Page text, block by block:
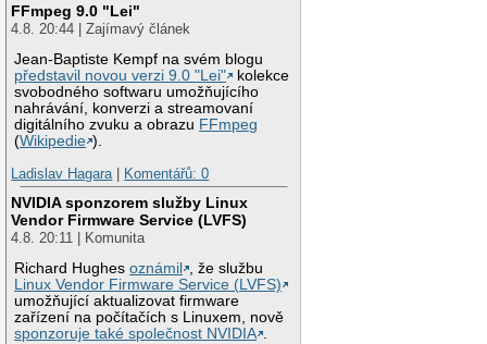
FFmpeg 9.0 "Lei"
4.8. 20:44 | Zajímavý článek
Jean-Baptiste Kempf na svém blogu
představil novou verzi 9.0 "Lei"
kolekce
svobodného softwaru umožňujícího
nahrávání, konverzi a streamovaní
digitálního zvuku a obrazu FFmpeg
(Wikipedie ).
Ladislav Hagara| Komentářů: 0
NVIDIA sponzorem služby Linux
Vendor Firmware Service (LVFS)
4.8. 20:11 | Komunita
Richard Hughesoznámil
, že službu
Linux Vendor Firmware Service (LVFS)
umožňující aktualizovat firmware
zařízení na počítačích s Linuxem, nově
sponzoruje také společnost NVIDIA .